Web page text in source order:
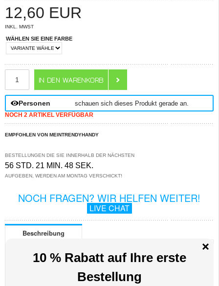
12,60 EUR
INKL. MWST
WÄHLEN SIE EINE FARBE
Personen schauen sich dieses Produkt gerade an.
NOCH 2 ARTIKEL VERFÜGBAR
EMPFOHLEN VON MEINTRENDYHANDY
BESTELLUNGEN DIE SIE INNERHALB DER NÄCHSTEN
56 STD. 21 MIN. 47 SEK.
AUFGEBEN, WERDEN AM MONTAG VERSCHICKT!
NOCH FRAGEN? WIR HELFEN WEITER!
LIVE CHAT
Beschreibung
Stylish Glitter Serie TPU Hülle für Samsung Galaxy S23 FE
strapazierfähigem TPU-Material, das Ihr Samsung Galaxy S23 FE ohne
Kompromisse vor Kratzern und Dellen schützt. Ein transparentes Design, das